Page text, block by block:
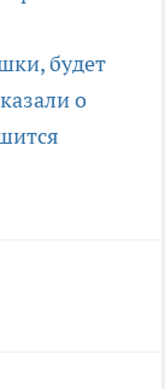
будет
о